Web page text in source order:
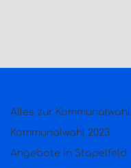
Alles zur Kommunalwahl
Kommunalwahl 2023
Angebote in Stapelfeld